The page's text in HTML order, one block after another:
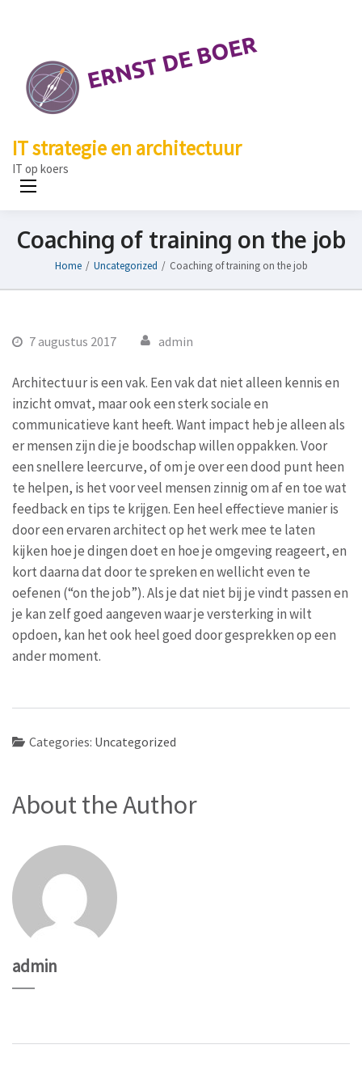
IT strategie en architectuur
IT op koers
Coaching of training on the job
Home / Uncategorized / Coaching of training on the job
7 augustus 2017 admin
Architectuur is een vak. Een vak dat niet alleen kennis en
inzicht omvat, maar ook een sterk sociale en
communicatieve kant heeft. Want impact heb je alleen als
er mensen zijn die je boodschap willen oppakken. Voor
een snellere leercurve, of om je over een dood punt heen
te helpen, is het voor veel mensen zinnig om af en toe wat
feedback en tips te krijgen. Een heel effectieve manier is
door een ervaren architect op het werk mee te laten
kijken hoe je dingen doet en hoe je omgeving reageert, en
kort daarna dat door te spreken en wellicht even te
oefenen (“on the job”). Als je dat niet bij je vindt passen en
je kan zelf goed aangeven waar je versterking in wilt
opdoen, kan het ook heel goed door gesprekken op een
ander moment.
Categories: Uncategorized
About the Author
admin